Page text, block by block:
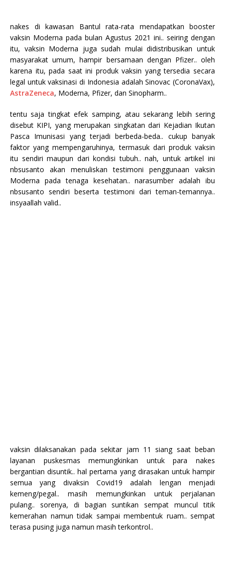
nakes di kawasan Bantul rata-rata mendapatkan booster
vaksin Moderna pada bulan Agustus 2021 ini.. seiring dengan
itu, vaksin Moderna juga sudah mulai didistribusikan untuk
masyarakat umum, hampir bersamaan dengan Pfizer.. oleh
karena itu, pada saat ini produk vaksin yang tersedia secara
legal untuk vaksinasi di Indonesia adalah Sinovac (CoronaVax),
AstraZeneca, Moderna, Pfizer, dan Sinopharm..
tentu saja tingkat efek samping, atau sekarang lebih sering
disebut KIPI, yang merupakan singkatan dari Kejadian Ikutan
Pasca Imunisasi yang terjadi berbeda-beda.. cukup banyak
faktor yang mempengaruhinya, termasuk dari produk vaksin
itu sendiri maupun dari kondisi tubuh.. nah, untuk artikel ini
nbsusanto akan menuliskan testimoni penggunaan vaksin
Moderna pada tenaga kesehatan.. narasumber adalah ibu
nbsusanto sendiri beserta testimoni dari teman-temannya..
insyaallah valid..
vaksin dilaksanakan pada sekitar jam 11 siang saat beban
layanan puskesmas memungkinkan untuk para nakes
bergantian disuntik.. hal pertama yang dirasakan untuk hampir
semua yang divaksin Covid19 adalah lengan menjadi
kemeng/pegal.. masih memungkinkan untuk perjalanan
pulang.. sorenya, di bagian suntikan sempat muncul titik
kemerahan namun tidak sampai membentuk ruam.. sempat
terasa pusing juga namun masih terkontrol..